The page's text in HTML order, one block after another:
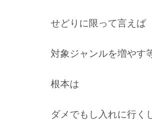
せどりに限って言えば
対象ジャンルを増やす
根本は
ダメでもし入れに行く